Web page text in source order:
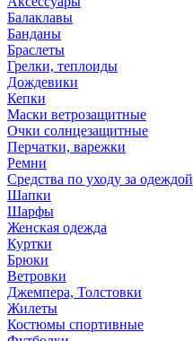
Балаклавы
Банданы
Браслеты
Грелки, теплоиды
Дождевики
Кепки
Маски ветрозащитные
Очки солнцезащитные
Перчатки, варежки
Ремни
Средства по уходу за одеждой
Шапки
Шарфы
Женская одежда
Куртки
Брюки
Ветровки
Джемпера, Толстовки
Жилеты
Костюмы спортивные